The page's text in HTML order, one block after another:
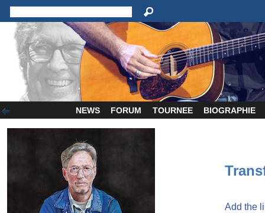
NEWS FORUM TOURNEE BIOGRAPHIE
Add the